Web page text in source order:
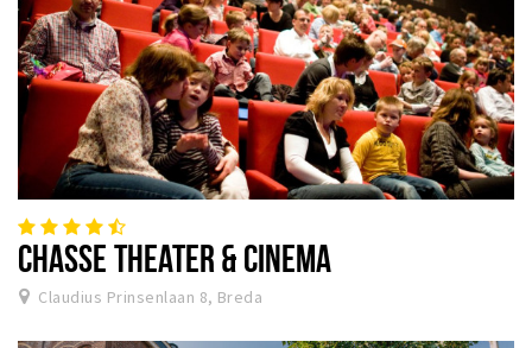
CHASSE THEATER & CINEMA
Claudius Prinsenlaan 8, Breda